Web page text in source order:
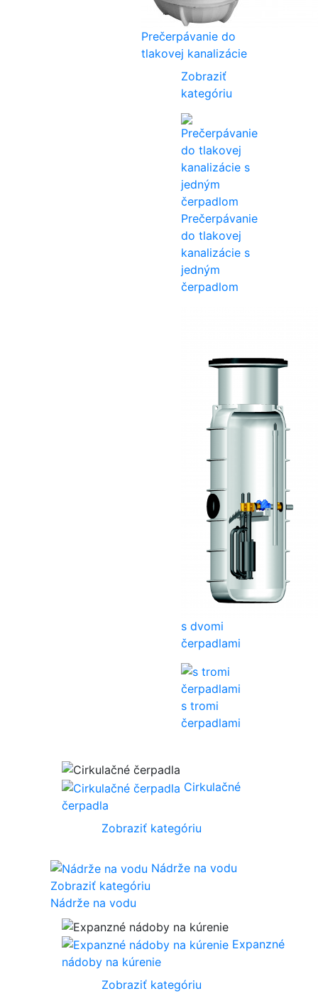
Prečerpávanie do
tlakovej kanalizácie
Zobraziť
kategóriu
Prečerpávanie
do tlakovej
kanalizácie s
jedným
čerpadlom
s dvomi
čerpadlami
s tromi
čerpadlami
Cirkulačné
čerpadla
Zobraziť kategóriu
Nádrže na vodu
Zobraziť kategóriu
Nádrže na vodu
Expanzné
nádoby na kúrenie
Zobraziť kategóriu